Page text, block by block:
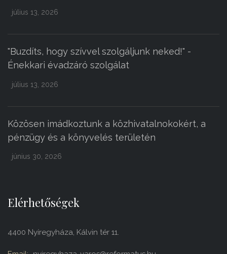
július 13, 2026
"Buzdíts, hogy szívvel szolgáljunk neked!" -
Énekkari évadzáró szolgálat
július 13, 2026
Közösen imádkoztunk a közhivatalnokokért, a
pénzügy és a könyvelés területén
június 30, 2026
Elérhetőségek
4400 Nyíregyháza, Kálvin tér 11.